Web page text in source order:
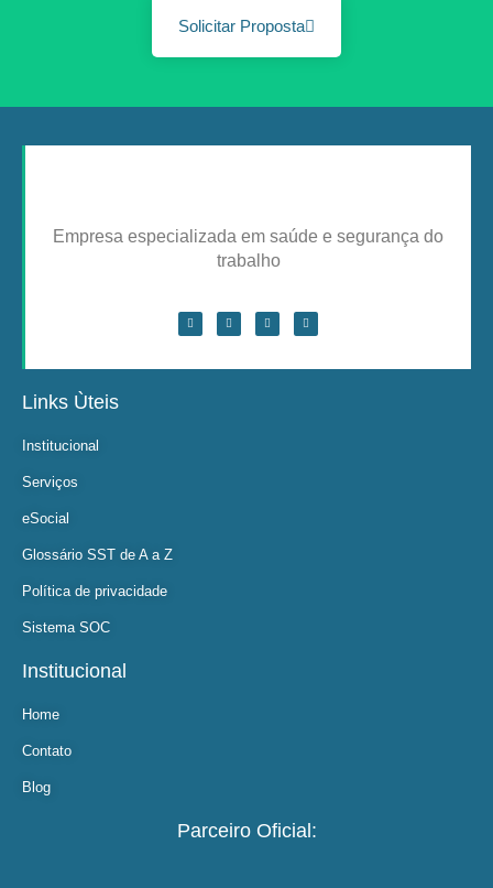
Solicitar Proposta
Empresa especializada em saúde e segurança do
trabalho
Links Ùteis
Institucional
Serviços
eSocial
Glossário SST de A a Z
Política de privacidade
Sistema SOC
Institucional
Home
Contato
Blog
Parceiro Oficial: